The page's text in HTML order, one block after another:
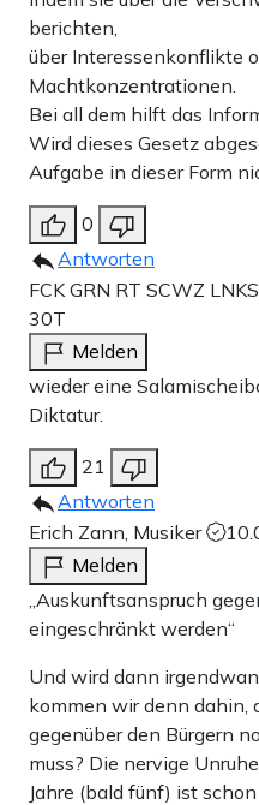
berichten,
über Interessenkonflikte
Machtkonzentrationen.
Bei all dem hilft das
Wird dieses Gesetz
Aufgabe in dieser Form
0
Antworten
FCK GRN RT SCWZ LNKS
30T
Melden
wieder eine
Diktatur.
21
Antworten
Erich Zann, Musiker
Melden
„Auskunftsanspruch
eingeschränkt werden“
Und wird dann
kommen wir denn dahin,
gegenüber den Bürgern
muss? Die nervige
Jahre (bald fünf) ist